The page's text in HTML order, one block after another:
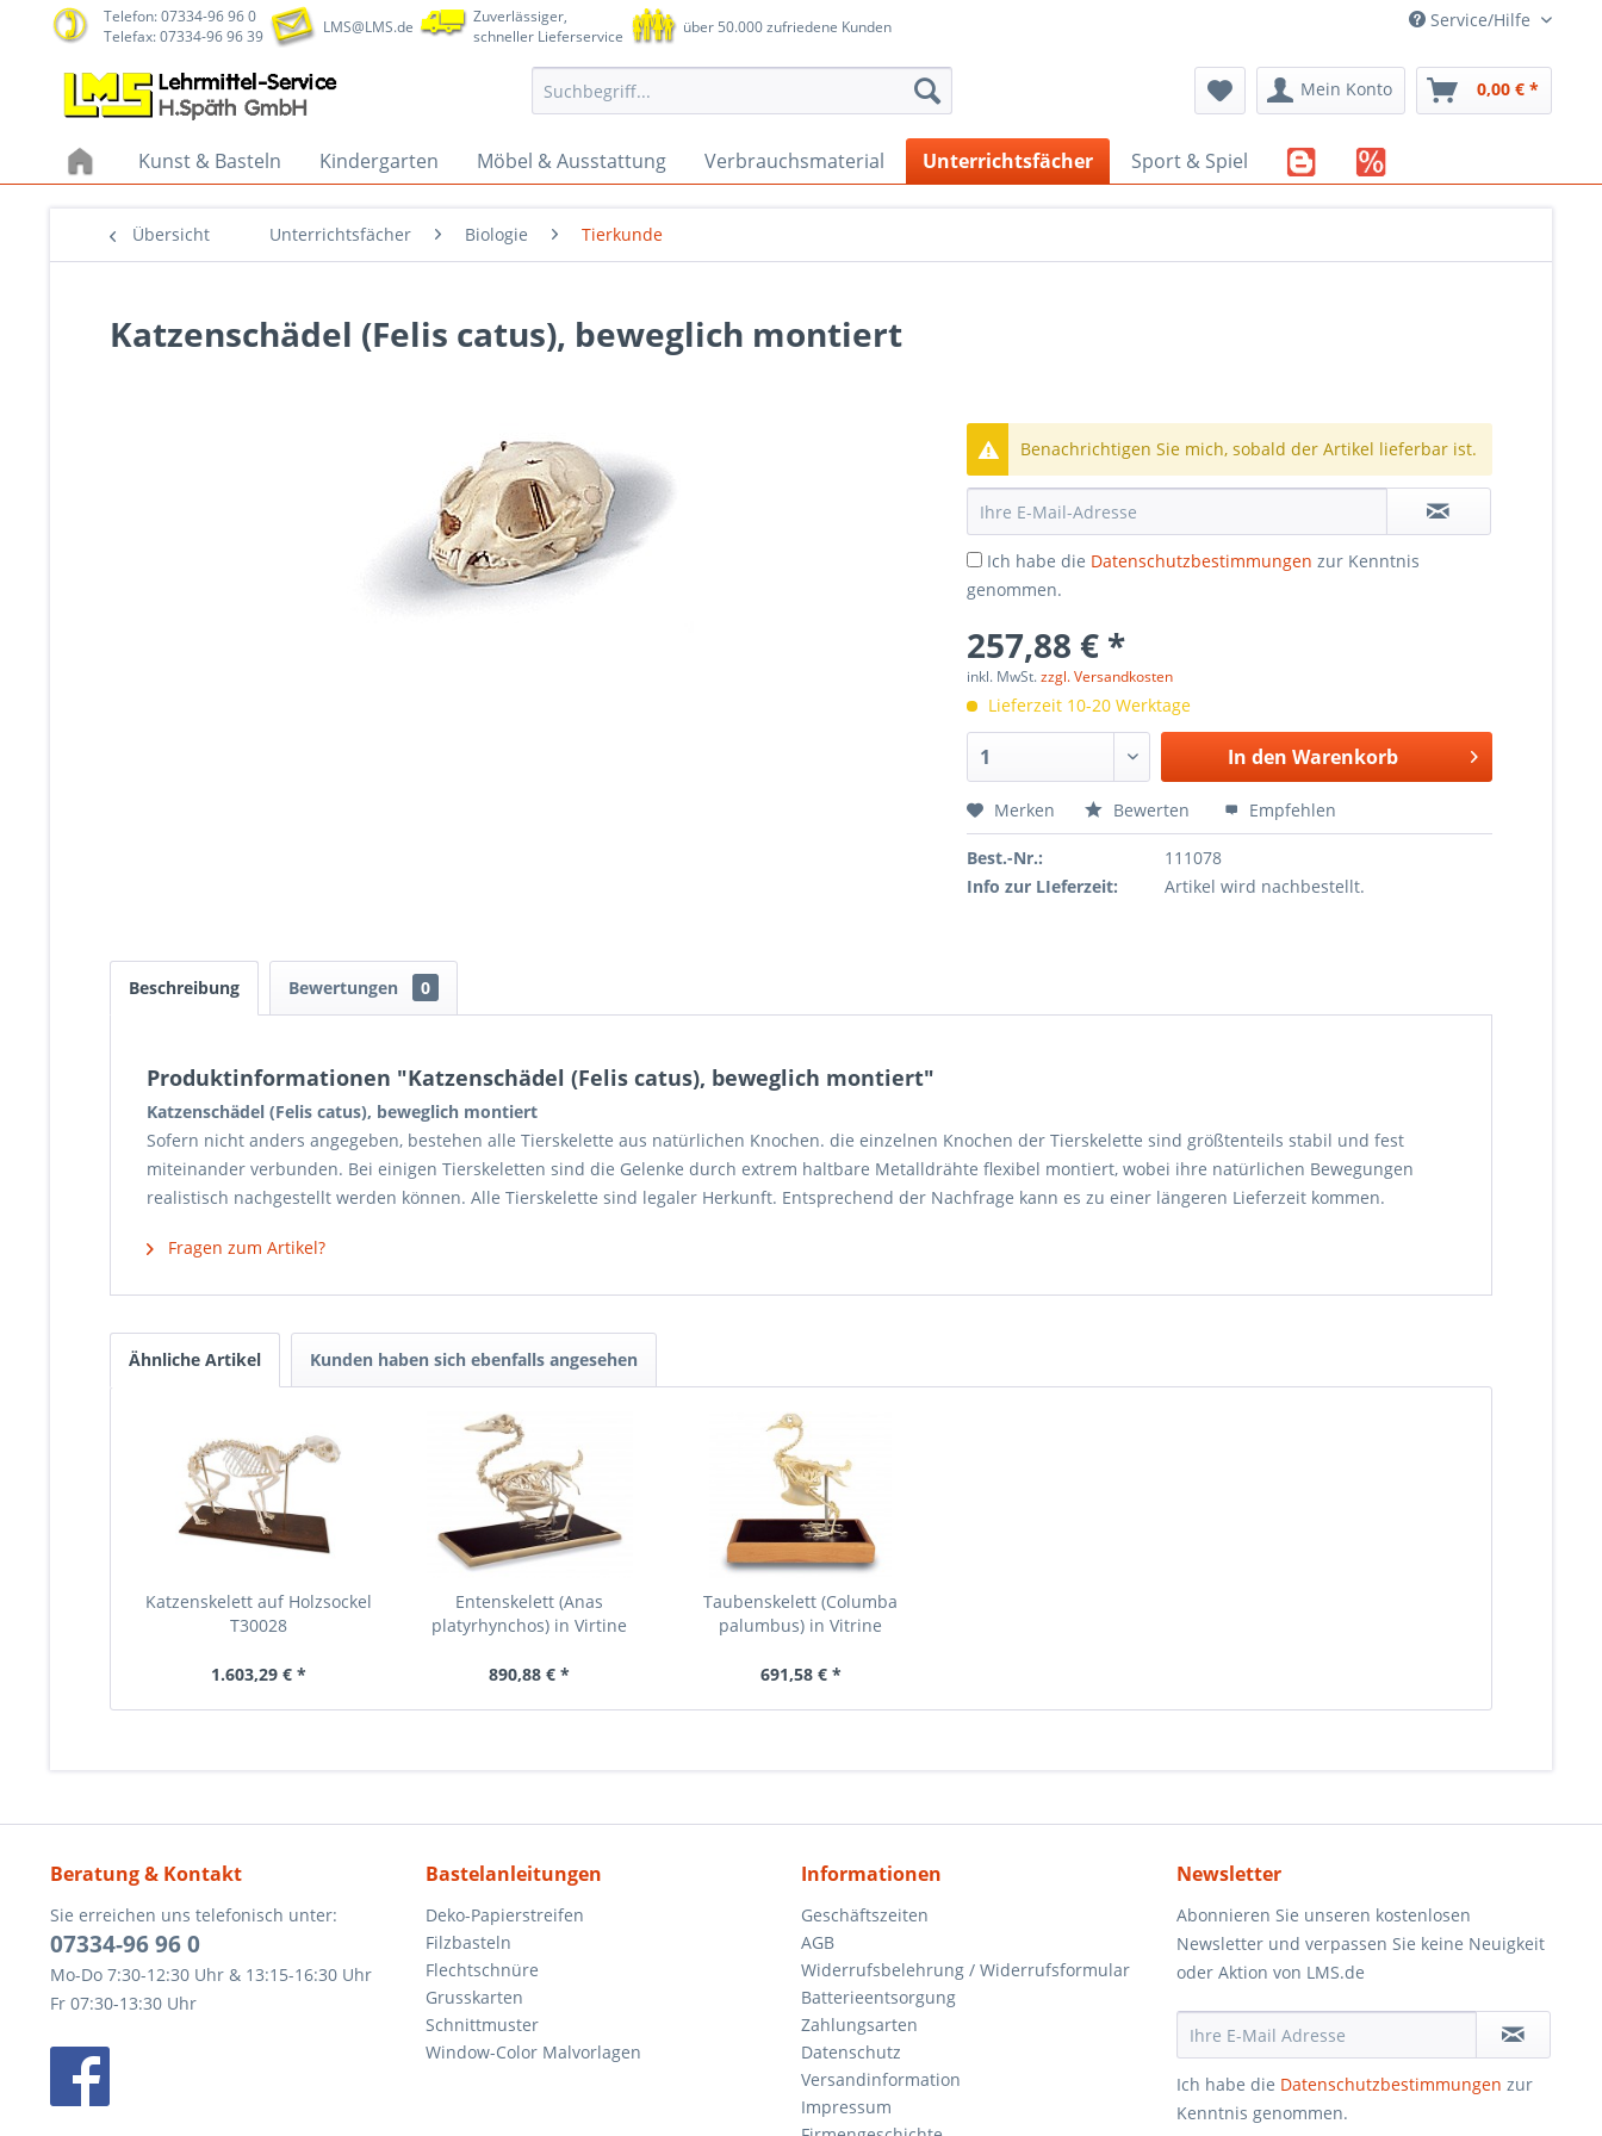
Telefon: 07334-96 96 0
Telefax: 07334-96 96 39
LMS@LMS.de
Zuverlässiger,
schneller Lieferservice
über 50.000 zufriedene Kunden Service/Hilfe
Mein Konto 0,00 € *
Kunst & Basteln Kindergarten Möbel & Ausstattung Verbrauchsmaterial Unterrichtsfächer Sport & Spiel
Übersicht Unterrichtsfächer Biologie Tierkunde
Katzenschädel (Felis catus), beweglich montiert
Benachrichtigen Sie mich, sobald der Artikel lieferbar ist.
Ich habe die Datenschutzbestimmungen zur Kenntnis
genommen.
257,88 € *
inkl. MwSt.zzgl. Versandkosten
Lieferzeit 10-20 Werktage
In den Warenkorb
Merken Bewerten Empfehlen
Best.-Nr.:
111078
Info zur LIeferzeit:
Artikel wird nachbestellt.
Beschreibung Bewertungen 0
Produktinformationen "Katzenschädel (Felis catus), beweglich montiert"
Katzenschädel (Felis catus), beweglich montiert
Sofern nicht anders angegeben, bestehen alle Tierskelette aus natürlichen Knochen. die einzelnen Knochen der Tierskelette sind größtenteils stabil und fest
miteinander verbunden. Bei einigen Tierskeletten sind die Gelenke durch extrem haltbare Metalldrähte flexibel montiert, wobei ihre natürlichen Bewegungen
realistisch nachgestellt werden können. Alle Tierskelette sind legaler Herkunft. Entsprechend der Nachfrage kann es zu einer längeren Lieferzeit kommen.
Fragen zum Artikel?
Ähnliche Artikel Kunden haben sich ebenfalls angesehen
Katzenskelett auf Holzsockel
T30028
1.603,29 € *
Entenskelett (Anas
platyrhynchos) in Virtine
890,88 € *
Taubenskelett (Columba
palumbus) in Vitrine
691,58 € *
Beratung & Kontakt
Sie erreichen uns telefonisch unter:
07334-96 96 0
Mo-Do 7:30-12:30 Uhr & 13:15-16:30 Uhr
Fr 07:30-13:30 Uhr
Bastelanleitungen
Deko-Papierstreifen
Filzbasteln
Flechtschnüre
Grusskarten
Schnittmuster
Window-Color Malvorlagen
Informationen
Geschäftszeiten
AGB
Widerrufsbelehrung / Widerrufsformular
Batterieentsorgung
Zahlungsarten
Datenschutz
Versandinformation
Impressum
Newsletter
Abonnieren Sie unseren kostenlosen
Newsletter und verpassen Sie keine Neuigkeit
oder Aktion von LMS.de
Ich habe die Datenschutzbestimmungen zur
Kenntnis genommen.